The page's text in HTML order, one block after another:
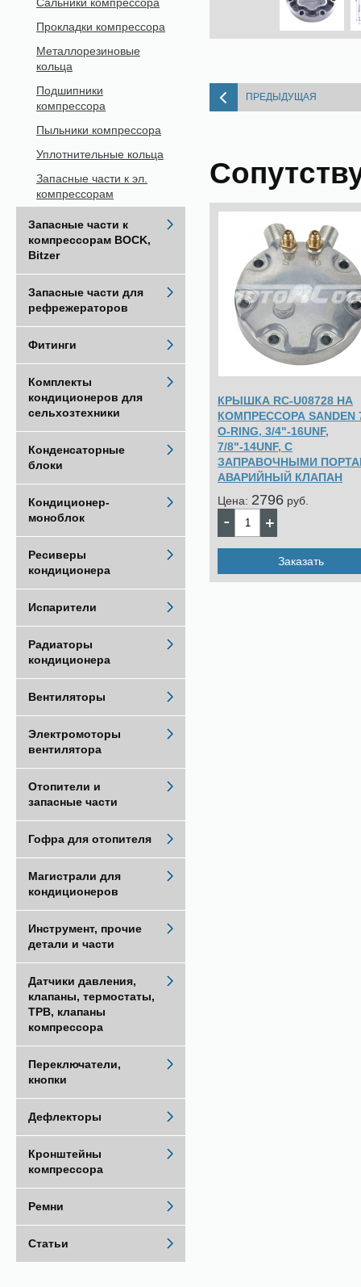
ПРЕДЫДУЩАЯ
КРЫШКА RC-U08728 НА
КОМПРЕССОРА SANDEN
O-RING, 3/4"-16UNF,
7/8"-14UNF, С
ЗАПРАВОЧНЫМИ
АВАРИЙНЫЙ КЛАПАН
Цена: 2796 pуб.
Заказать
Прокладки компрессора
Металлорезиновые
кольца
Подшипники
компрессора
Пыльники компрессора
Уплотнительные кольца
Запасные части к эл.
компрессорам
Запасные части к
компрессорам BOCK,
Bitzer
Запасные части для
рефрежераторов
Фитинги
Комплекты
кондиционеров для
сельхозтехники
Конденсаторные
блоки
Кондиционер-
моноблок
Ресиверы
кондиционера
Испарители
Радиаторы
кондиционера
Вентиляторы
Электромоторы
вентилятора
Отопители и
запасные части
Гофра для отопителя
Магистрали для
кондиционеров
Инструмент, прочие
детали и части
Датчики давления,
клапаны, термостаты,
ТРВ, клапаны
компрессора
Переключатели,
кнопки
Дефлекторы
Кронштейны
компрессора
Ремни
Статьи